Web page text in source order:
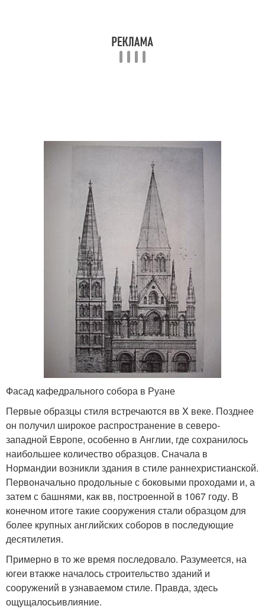
Фасад кафедрального собора в Руане
Первые образцы стиля встречаются вв X веке. Позднее
он получил широкое распространение в северо-
западной Европе, особенно в Англии, где сохранилось
наибольшее количество образцов. Сначала в
Нормандии возникли здания в стиле раннехристианской.
Первоначально продольные с боковыми проходами и, а
затем с башнями, как вв, построенной в 1067 году. В
конечном итоге такие сооружения стали образцом для
более крупных английских соборов в последующие
десятилетия.
Примерно в то же время последовало. Разумеется, на
югеи втакже началось строительство зданий и
сооружений в узнаваемом стиле. Правда, здесь
ощущалосьивлияние.